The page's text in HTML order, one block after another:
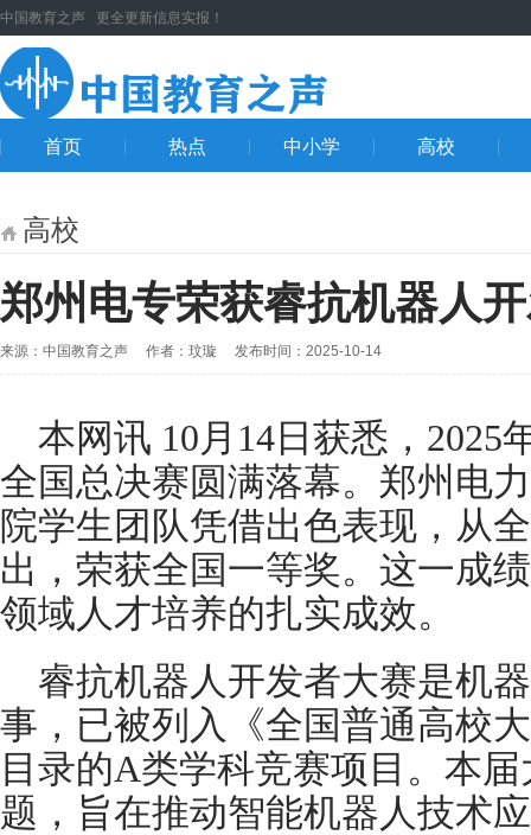
中国教育之声 更全更新信息实报！
首页 热点 中小学 高校
高校
郑州电专荣获睿抗机器人
来源：中国教育之声 作者：玟璇 发布时间：2025-10-14
本网讯 10月14日获悉，2025
全国总决赛圆满落幕。郑州电
院学生团队凭借出色表现，从
出，荣获全国一等奖。这一成
领域人才培养的扎实成效。
睿抗机器人开发者大赛是机
事，已被列入《全国普通高校
目录的A类学科竞赛项目。本
题，旨在推动智能机器人技术